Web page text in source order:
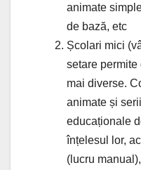
animate
de bază, etc
Școlari mici
setare
mai diverse.
animate și
educaționale
înțelesul lor,
(lucru